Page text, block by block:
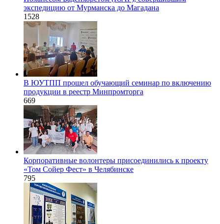
экспедицию от Мурманска до Магадана
1528
В ЮУТПП прошел обучающий семинар по включению
продукции в реестр Минпромторга
669
Корпоративные волонтеры присоединились к проекту
«Том Сойер Фест» в Челябинске
795